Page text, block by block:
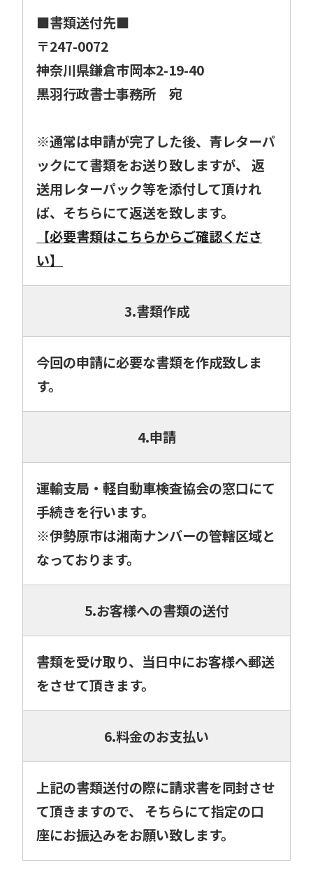
■書類送付先■
〒247-0072
神奈川県鎌倉市岡本2-19-40
黒羽行政書士事務所 宛
※通常は申請が完了した後、青レターパ
ックにて書類をお送り致しますが、 返
送用レターパック等を添付して頂けれ
ば、そちらにて返送を致します。
【必要書類はこちらからご確認くださ
い】
3.書類作成
今回の申請に必要な書類を作成致しま
す。
4.申請
運輸支局・軽自動車検査協会の窓口にて
手続きを行います。
※伊勢原市は湘南ナンバーの管轄区域と
なっております。
5.お客様への書類の送付
書類を受け取り、当日中にお客様へ郵送
をさせて頂きます。
6.料金のお支払い
上記の書類送付の際に請求書を同封させ
て頂きますので、 そちらにて指定の口
座にお振込みをお願い致します。